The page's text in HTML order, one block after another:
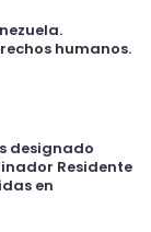
humanos.
designado
Residente
en